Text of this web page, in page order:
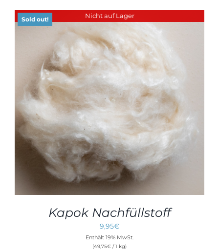
Nicht auf Lager
Sold out!
Kapok Nachfüllstoff
9,95€
Enthält 19% MwSt.
(49,75€ / 1 kg)